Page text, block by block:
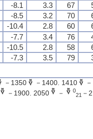
-8.1 3.3 67
-8.5 3.2 70
-10.4 2.8 60
-7.7 3.4 76
-10.5 2.8 58
-7.3 3.5 79
－1350 －1400. 1410
－1900. 2050 － 0
21 －